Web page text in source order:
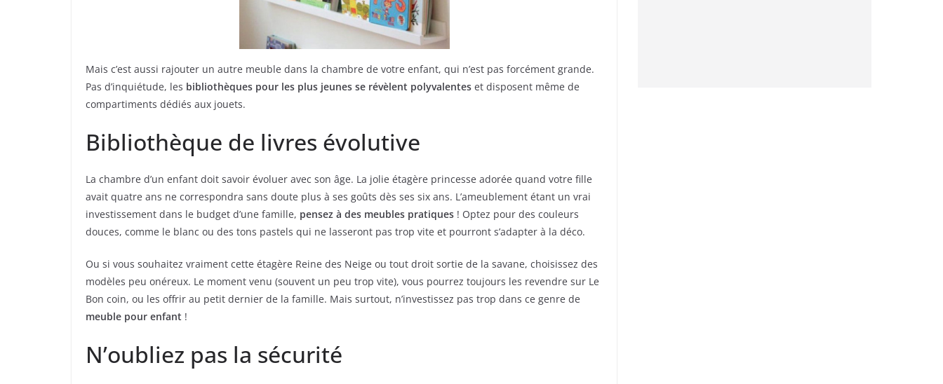
Mais c’est aussi rajouter un autre meuble dans la chambre de votre enfant, qui n’est pas forcément grande.
Pas d’inquiétude, les bibliothèques pour les plus jeunes se révèlent polyvalentes et disposent même de
compartiments dédiés aux jouets.
Bibliothèque de livres évolutive
La chambre d’un enfant doit savoir évoluer avec son âge. La jolie étagère princesse adorée quand votre fille
avait quatre ans ne correspondra sans doute plus à ses goûts dès ses six ans. L’ameublement étant un vrai
investissement dans le budget d’une famille, pensez à des meubles pratiques ! Optez pour des couleurs
douces, comme le blanc ou des tons pastels qui ne lasseront pas trop vite et pourront s’adapter à la déco.
Ou si vous souhaitez vraiment cette étagère Reine des Neige ou tout droit sortie de la savane, choisissez des
modèles peu onéreux. Le moment venu (souvent un peu trop vite), vous pourrez toujours les revendre sur Le
Bon coin, ou les offrir au petit dernier de la famille. Mais surtout, n’investissez pas trop dans ce genre de
meuble pour enfant !
N’oubliez pas la sécurité